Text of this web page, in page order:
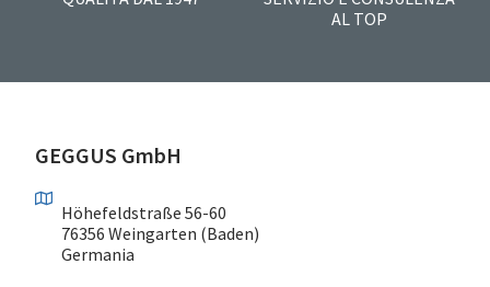
AL TOP
GEGGUS GmbH
Höhefeldstraße 56-60
76356 Weingarten (Baden)
Germania